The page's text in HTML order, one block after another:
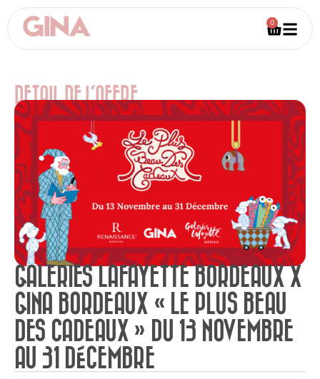
0
DETAIL DE L'OFFRE
GALERIES LAFAYETTE BORDEAUX X
GINA BORDEAUX « LE PLUS BEAU
DES CADEAUX » DU 13 NOVEMBRE
AU 31 DÉCEMBRE